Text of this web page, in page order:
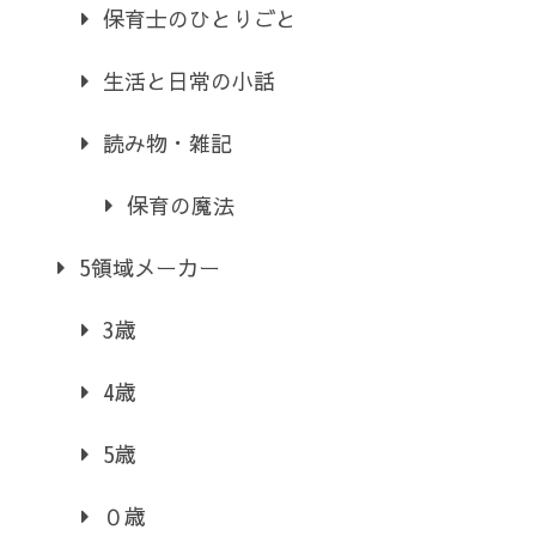
保育士のひとりごと
生活と日常の小話
読み物・雑記
保育の魔法
5領域メーカー
3歳
4歳
5歳
０歳